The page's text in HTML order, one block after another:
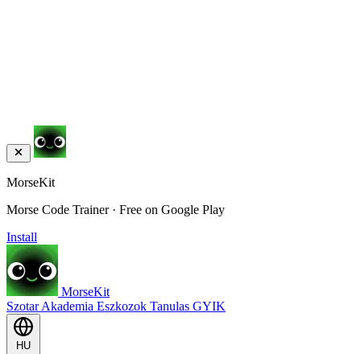
MorseKit
Morse Code Trainer · Free on Google Play
Install
MorseKit
SzotarAkademia Eszkozok Tanulas GYIK